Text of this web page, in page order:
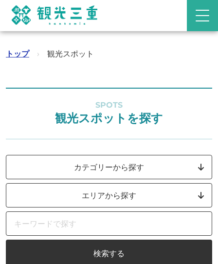
トップ › 観光スポット
SPOTS
観光スポットを探す
カテゴリーから探す
エリアから探す
検索する